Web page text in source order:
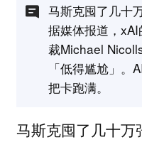
马斯克囤了几十
据媒体报道，
裁Michael
「低得尴尬」。
把卡跑满。
马斯克囤了几十万